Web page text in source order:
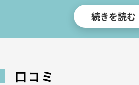
クラスのレベルで実現しています。それでいて低価
「また来たい」と思わせるホスピタリティが、他店
続きを読む
口コミ